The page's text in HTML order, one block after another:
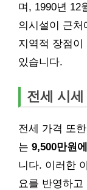
며, 1990년 12
의시설이 근
지역적 장점이
있습니다.
전세 시
전세 가격 또
는 9,500만원
니다. 이러한
요를 반영하고